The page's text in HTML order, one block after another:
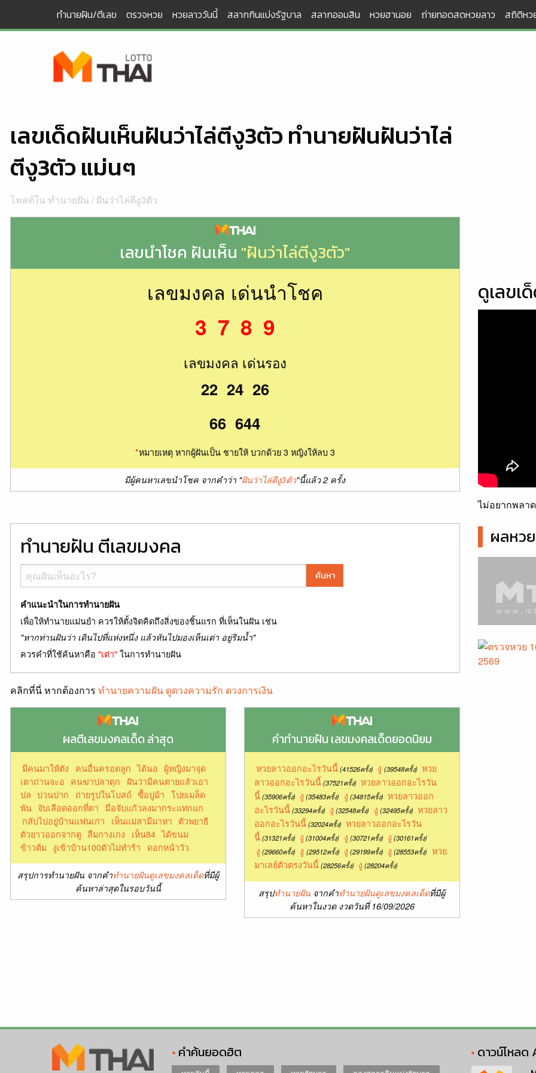
content
ทำนายฝัน/ตีเลข ตรวจหวย หวยลาววันนี้ สลากกินแบ่งรัฐบาล สลากออมสิน หวยฮานอย ถ่ายทอดสดหวยลาว สถิติหว
เลขเด็ดฝันเห็นฝันว่าไล่ตีงู3ตัว ทำนายฝันฝันว่าไล่
ตีงู3ตัว แม่นๆ
โพสต์ใน ทำนายฝัน/ ฝันว่าไล่ตีงู3ตัว
เลขนำโชค ฝันเห็น "ฝันว่าไล่ตีงู3ตัว"
เลขมงคล เด่นนำโชค
3 7 8 9
เลขมงคล เด่นรอง
22 24 26
66 644
*หมายเหตุ หากผู้ฝันเป็น ชายให้ บวกด้วย 3 หญิงให้ลบ 3
มีผู้คนหาเลขนำโชค จากคำว่า "ฝันว่าไล่ตีงู3ตัว"นี้แล้ว 2 ครั้ง
ทำนายฝัน ตีเลขมงคล
ค้นหา
คำแนะนำในการทำนายฝัน
เพื่อให้ทำนายแม่นยำ ควรให้ตั้งจิตคิดถึงสิ่งของชิ้นแรก ที่เห็นในฝัน เช่น
"หากท่านฝันว่า เดินไปที่แห่งหนึ่ง แล้วหันไปมองเห็นเต่า อยู่ริมน้ำ"
ควรคำที่ใช้ค้นหาคือ "เต่า"ในการทำนายฝัน
คลิกที่นี่ หากต้องการ ทำนายความฝัน ดูดวงความรัก ดวงการเงิน
ผลตีเลขมงคลเด็ด ล่าสุด
มีคนมาให้ตัง คนอื่นครอดลูก ได้นอ ผู้หญิงมาจุด
เตาถ่านจะอ คนฆ่าปลาดุก
ฝันว่ามีคนตายแลัวเอา
ปล บ่วนปาก ถ่ายรูปในโบสถ์ ซื้อปูม้า โปยเมล็ด
พัน จับเลือดออกที่ตา
มือจับแก้วลงมากระแทกแก
กลับไปอยู่บ้านแฟนเก่า
เห็นแม่สามีมาหา ตัวพยาธิ
ตัวยาวออกจากตู ลืมกางเกง เห็น84 ได้ขนม
ข้าวต้ม งูเข้าบ้าน100ตัวไม่ทำร้า ดอกหน้าวัว
สรุปการทำนายฝัน จากคำทำนายฝันดูเลขมงคลเด็ดที่มีผู้
ค้นหาล่าสุดในรอบวันนี้
คำทำนายฝัน เลขมงคลเด็ดยอดนิยม
หวยลาวออกอะไรวันนี้ (41526ครั้ง) งู (39548ครั้ง) หวย
ลาวออกอะไรวันนี้(37521ครั้ง) หวยลาวออกอะไรวัน
นี้(35906ครั้ง) งู (35483ครั้ง) งู (34815ครั้ง) หวยลาวออก
อะไรวันนี้(33294ครั้ง) งู (32548ครั้ง) งู (32495ครั้ง) หวยลาว
ออกอะไรวันนี้(32024ครั้ง) หวยลาวออกอะไรวัน
นี้(31321ครั้ง) งู (31004ครั้ง) งู (30721ครั้ง) งู (30161ครั้ง)
งู (29660ครั้ง) งู (29512ครั้ง) งู (29199ครั้ง) งู (28553ครั้ง) หวย
มาเลย์ตัวตรงวันนี้(28256ครั้ง) งู (28204ครั้ง)
สรุปทำนายฝัน จากคำทำนายฝันดูเลขมงคลเด็ดที่มีผู้
ค้นหาในงวด งวดวันที่ 16/09/2026
ดูเลขเ
ไม่อยากพลา
ผลหว
คำค้นยอดฮิต ดาวน์โหลด